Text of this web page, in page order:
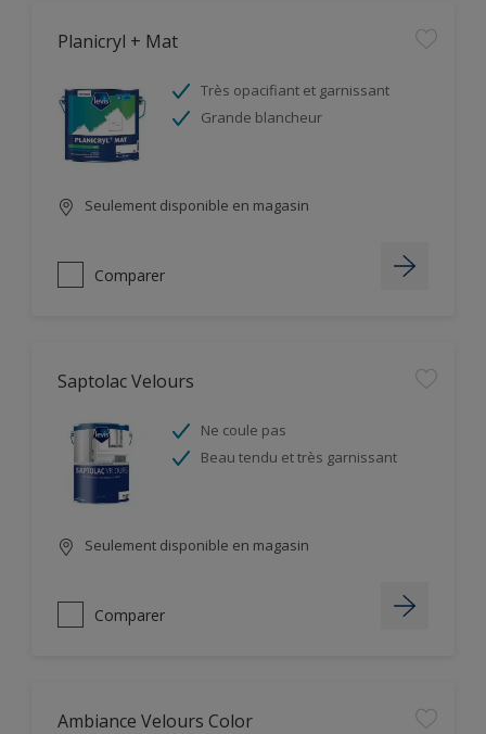
Planicryl + Mat
Très opacifiant et garnissant
Grande blancheur
Seulement disponible en magasin
Comparer
Saptolac Velours
Ne coule pas
Beau tendu et très garnissant
Seulement disponible en magasin
Comparer
Ambiance Velours Color